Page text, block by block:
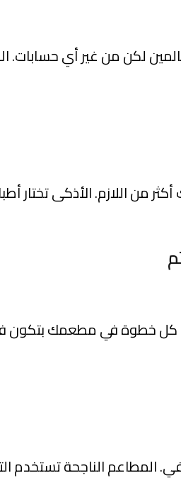
لكن من غير أي حسابات.
أكثر من اللازم. الأذكى
خطوة في مطعمك بتكون
المطاعم الناجحة تستخدم